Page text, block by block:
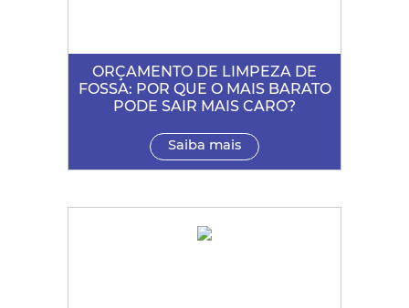
ORÇAMENTO DE LIMPEZA DE
FOSSA: POR QUE O MAIS BARATO
PODE SAIR MAIS CARO?
Saiba mais